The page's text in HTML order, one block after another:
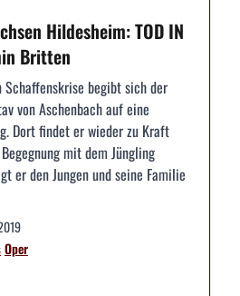
Hildesheim: TOD IN
Britten
begibt sich der
von Aschenbach auf eine
Dort findet er wieder zu Kraft
mit dem Jüngling
er den Jungen und seine Familie
Oper